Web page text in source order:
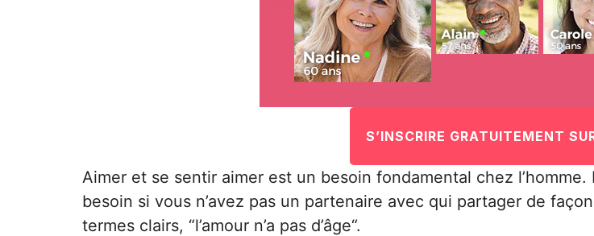
S’INSCRIRE GRATUITEMENT
Aimer et se sentir aimer est un besoin fondamental chez
besoin si vous n’avez pas un partenaire avec qui partager de
termes clairs, “l’amour n’a pas d’âge“.